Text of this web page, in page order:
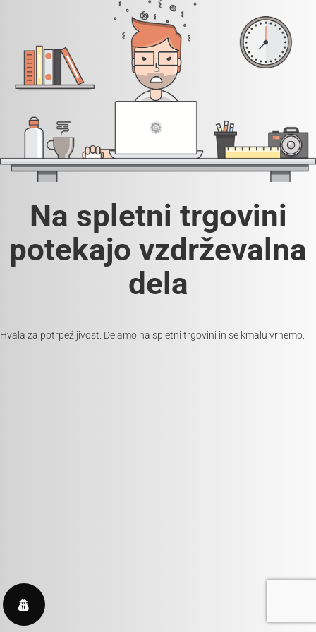
Na spletni trgovini
potekajo vzdrževalna
dela
Hvala za potrpežljivost. Delamo na spletni trgovini in se kmalu vrnemo.